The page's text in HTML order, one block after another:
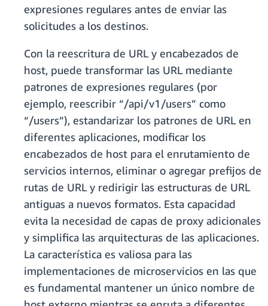
expresiones regulares antes de enviar las
solicitudes a los destinos.
Con la reescritura de URL y encabezados de
host, puede transformar las URL mediante
patrones de expresiones regulares (por
ejemplo, reescribir “/api/v1/users” como
“/users”), estandarizar los patrones de URL en
diferentes aplicaciones, modificar los
encabezados de host para el enrutamiento de
servicios internos, eliminar o agregar prefijos de
rutas de URL y redirigir las estructuras de URL
antiguas a nuevos formatos. Esta capacidad
evita la necesidad de capas de proxy adicionales
y simplifica las arquitecturas de las aplicaciones.
La característica es valiosa para las
implementaciones de microservicios en las que
es fundamental mantener un único nombre de